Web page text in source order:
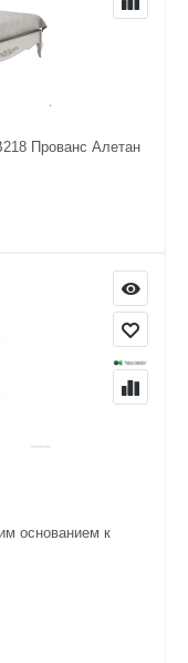
Прованс Алетан
основанием к